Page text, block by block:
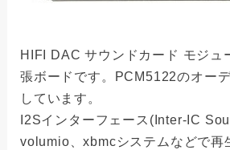
HIFI DAC サウンドカード モジュ
張ボードです。PCM5122のオー
しています。
I2Sインターフェース(Inter-IC
volumio、xbmcシステムなどで再